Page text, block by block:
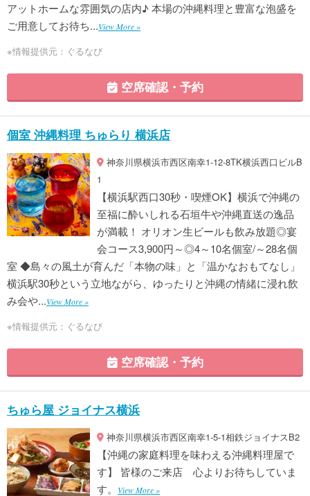
アットホームな雰囲気の店内♪ 本場の沖縄料理と豊富な泡盛を
ご用意してお待ち...View More »
※情報提供元：ぐるなび
空席確認・予約
個室 沖縄料理 ちゅらり 横浜店
神奈川県横浜市西区南幸1-12-8TK横浜西口ビルB
1
【横浜駅西口30秒・喫煙OK】横浜で沖縄の
至福に酔いしれる石垣牛や沖縄直送の逸品
が満載！ オリオン生ビールも飲み放題◎宴
会コース3,900円～◎4～10名個室/～28名個
室 ◆島々の風土が育んだ「本物の味」と「温かなおもてなし」
横浜駅30秒という立地ながら、ゆったりと沖縄の情緒に浸れ飲
み会や...View More »
※情報提供元：ぐるなび
空席確認・予約
ちゅら屋 ジョイナス横浜
神奈川県横浜市西区南幸1-5-1相鉄ジョイナスB2
【沖縄の家庭料理を味わえる沖縄料理屋で
す】 皆様のご来店 心よりお待ちしていま
す。
View More »